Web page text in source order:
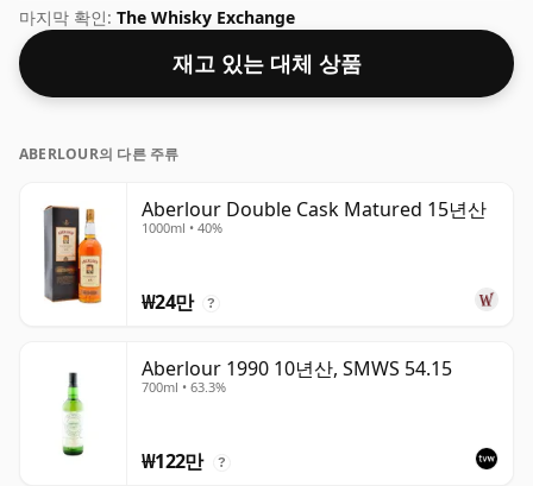
높은 농도로 병입되지만 이는 블렌디드 스카치 위스키에서
일반적입니다. 용량은 70cl입니다.
마지막 확인: The Whisky Exchange
재고 있는 대체 상품
ABERLOUR의 다른 주류
Aberlour Double Cask Matured 15년산
1000ml • 40%
₩24만 ?
Aberlour 1990 10년산, SMWS 54.15
700ml • 63.3%
₩122만 ?